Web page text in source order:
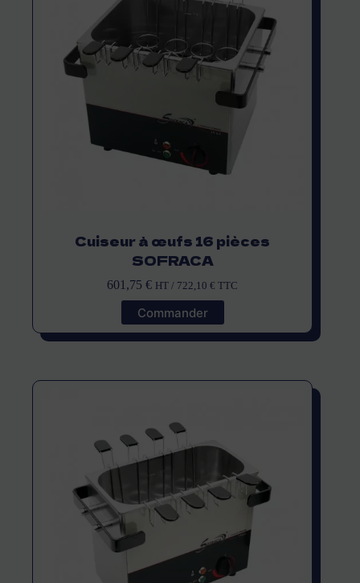
Cuiseur à œufs 16 pièces
SOFRACA
601,75€ HT / 722,10€ TTC
Commander